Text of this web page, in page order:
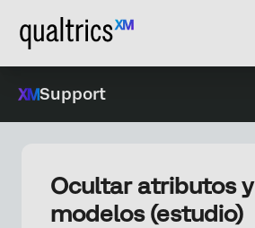
Support
Ocultar atributos y
modelos (estudio)